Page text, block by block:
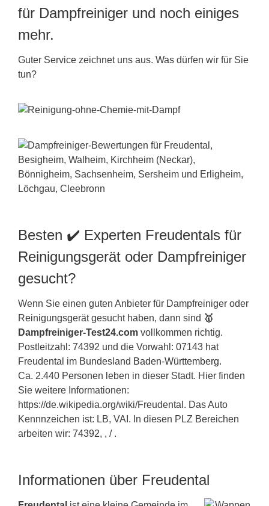
für Dampfreiniger und noch einiges
mehr.
Guter Service zeichnet uns aus. Was dürfen wir für Sie
tun?
Besten ✔️ Experten Freudentals für
Reinigungsgerät oder Dampfreiniger
gesucht?
Wenn Sie einen guten Anbieter für Dampfreiniger oder
Reinigungsgerät gesucht haben, dann sind 🥇
Dampfreiniger-Test24.com vollkommen richtig.
Postleitzahl: 74392 und die Vorwahl: 07143 hat
Freudental im Bundesland Baden-Württemberg.
Ca. 2.440 Personen leben in dieser Stadt. Hier finden
Sie weitere Informationen:
https://de.wikipedia.org/wiki/Freudental. Das Auto
Kennnzeichen ist: LB, VAI. In diesen PLZ Bereichen
arbeiten wir: 74392, , / .
Informationen über Freudental